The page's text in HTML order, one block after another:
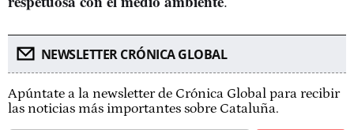
NEWSLETTER CRÓNICA GLOBAL
Apúntate a la newsletter de Crónica Global para recibir
las noticias más importantes sobre Cataluña.